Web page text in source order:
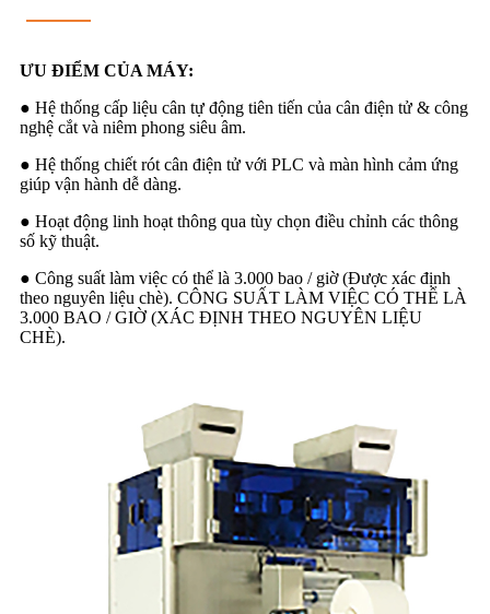
ƯU ĐIỂM CỦA MÁY:
● Hệ thống cấp liệu cân tự động tiên tiến của cân điện tử & công
nghệ cắt và niêm phong siêu âm.
● Hệ thống chiết rót cân điện tử với PLC và màn hình cảm ứng
giúp vận hành dễ dàng.
● Hoạt động linh hoạt thông qua tùy chọn điều chỉnh các thông
số kỹ thuật.
● Công suất làm việc có thể là 3.000 bao / giờ (Được xác định
theo nguyên liệu chè). CÔNG SUẤT LÀM VIỆC CÓ THỂ LÀ
3.000 BAO / GIỜ (XÁC ĐỊNH THEO NGUYÊN LIỆU
CHÈ).